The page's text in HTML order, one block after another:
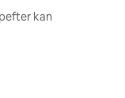
kan